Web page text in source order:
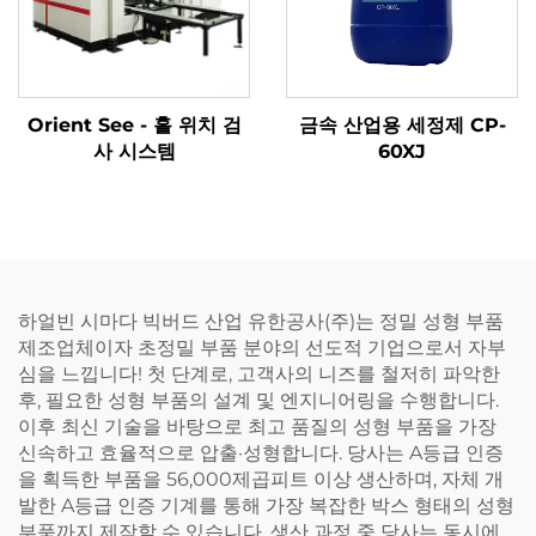
Orient See - 홀 위치 검
사 시스템
금속 산업용 세정제 CP-
60XJ
하얼빈 시마다 빅버드 산업 유한공사(주)는 정밀 성형 부품
제조업체이자 초정밀 부품 분야의 선도적 기업으로서 자부
심을 느낍니다! 첫 단계로, 고객사의 니즈를 철저히 파악한
후, 필요한 성형 부품의 설계 및 엔지니어링을 수행합니다.
이후 최신 기술을 바탕으로 최고 품질의 성형 부품을 가장
신속하고 효율적으로 압출·성형합니다. 당사는 A등급 인증
을 획득한 부품을 56,000제곱피트 이상 생산하며, 자체 개
발한 A등급 인증 기계를 통해 가장 복잡한 박스 형태의 성형